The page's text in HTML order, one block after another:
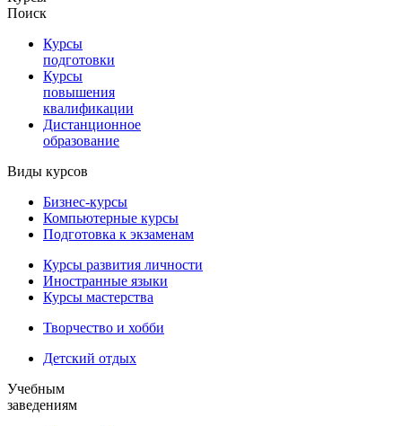
Поиск
Курсы
подготовки
Курсы
повышения
квалификации
Дистанционное
образование
Виды курсов
Бизнес-курсы
Компьютерные курсы
Подготовка к экзаменам
Курсы развития личности
Иностранные языки
Курсы мастерства
Творчество и хобби
Детский отдых
Учебным
заведениям